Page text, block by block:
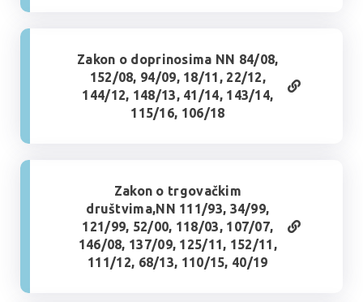
Zakon o doprinosima NN 84/08,
152/08, 94/09, 18/11, 22/12,
144/12, 148/13, 41/14, 143/14,
115/16, 106/18
Zakon o trgovačkim
društvima,NN 111/93, 34/99,
121/99, 52/00, 118/03, 107/07,
146/08, 137/09, 125/11, 152/11,
111/12, 68/13, 110/15, 40/19